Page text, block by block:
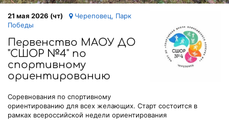
21 мая 2026 (чт)
Череповец, Парк
Победы
Первенство МАОУ ДО
"СШОР №4" по
спортивному
ориентированию
Соревнования по спортивному
ориентированию для всех желающих. Старт состоится в
рамках всероссийской недели ориентирования